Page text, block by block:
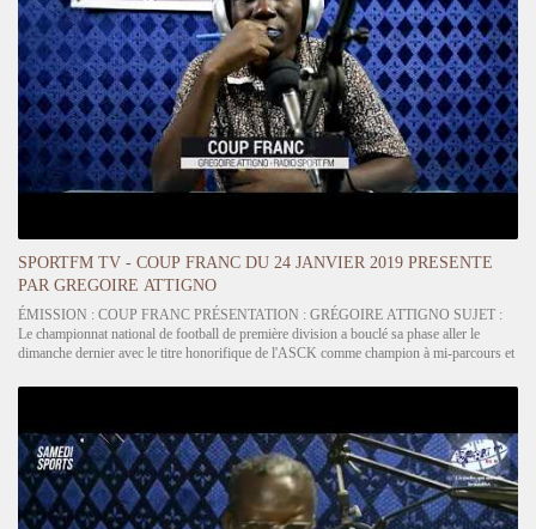
SPORTFM TV - COUP FRANC DU 24 JANVIER 2019 PRESENTE
PAR GREGOIRE ATTIGNO
ÉMISSION : COUP FRANC PRÉSENTATION : GRÉGOIRE ATTIGNO SUJET :
Le championnat national de football de première division a bouclé sa phase aller le
dimanche dernier avec le titre honorifique de l'ASCK comme champion à mi-parcours et
de cette…